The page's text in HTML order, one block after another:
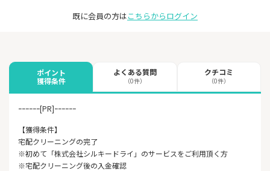
既に会員の方はこちらからログイン
ポイント
獲得条件
よくある質問
（0件）
クチコミ
（0件）
ｰｰｰｰｰｰ[PR]ｰｰｰｰｰｰ
【獲得条件】
宅配クリーニングの完了
※初めて「株式会社シルキードライ」のサービスをご利用頂く方
※宅配クリーニング後の入金確認